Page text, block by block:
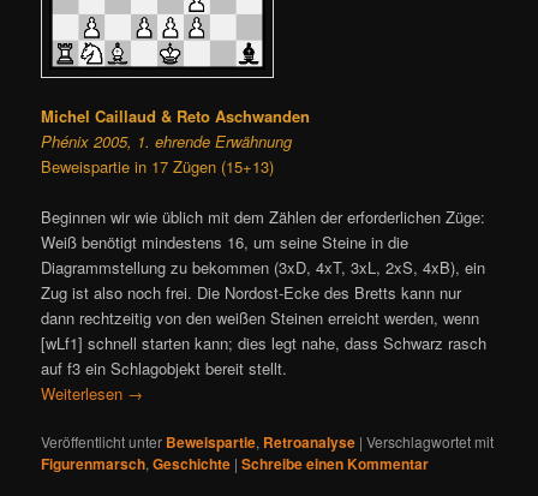
Michel Caillaud & Reto Aschwanden
Phénix 2005, 1. ehrende Erwähnung
Beweispartie in 17 Zügen (15+13)
Beginnen wir wie üblich mit dem Zählen der erforderlichen Züge:
Weiß benötigt mindestens 16, um seine Steine in die
Diagrammstellung zu bekommen (3xD, 4xT, 3xL, 2xS, 4xB), ein
Zug ist also noch frei. Die Nordost-Ecke des Bretts kann nur
dann rechtzeitig von den weißen Steinen erreicht werden, wenn
[wLf1] schnell starten kann; dies legt nahe, dass Schwarz rasch
auf f3 ein Schlagobjekt bereit stellt.
Weiterlesen →
Veröffentlicht unter Beweispartie, Retroanalyse |Verschlagwortet mit
Figurenmarsch,Geschichte |Schreibe einen Kommentar